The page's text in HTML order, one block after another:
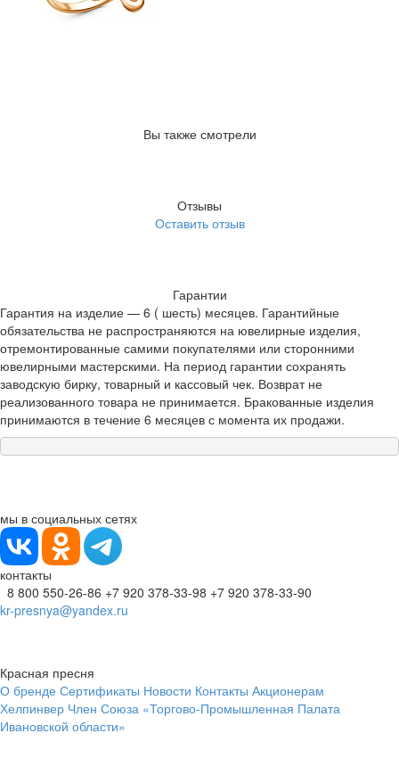
Вы также смотрели
Отзывы
Оставить отзыв
Гарантии
Гарантия на изделие — 6 ( шесть) месяцев. Гарантийные
обязательства не распространяются на ювелирные изделия,
отремонтированные самими покупателями или сторонними
ювелирными мастерскими. На период гарантии сохранять
заводскую бирку, товарный и кассовый чек. Возврат не
реализованного товара не принимается. Бракованные изделия
принимаются в течение 6 месяцев с момента их продажи.
мы в социальных сетях
контакты
8 800 550-26-86 +7 920 378-33-98 +7 920 378-33-90
kr-presnya@yandex.ru
Красная пресня
О бренде Сертификаты Новости Контакты Акционерам
Хелпинвер Член Союза «Торгово-Промышленная Палата
Ивановской области»